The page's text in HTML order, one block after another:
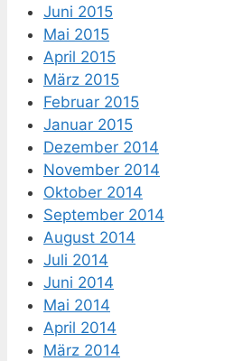
Juni 2015
Mai 2015
April 2015
März 2015
Februar 2015
Januar 2015
Dezember 2014
November 2014
Oktober 2014
September 2014
August 2014
Juli 2014
Juni 2014
Mai 2014
April 2014
März 2014